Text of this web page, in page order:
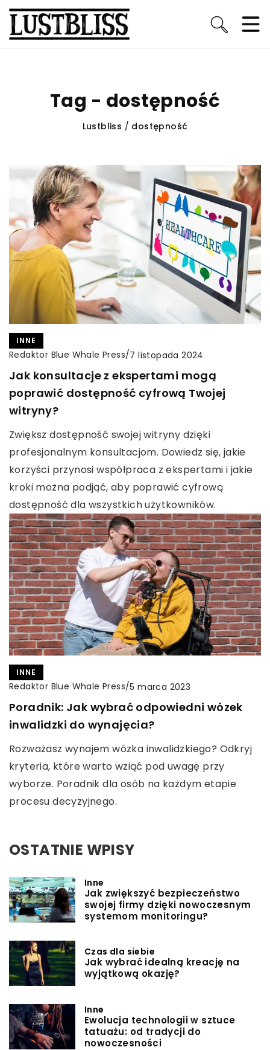
Tag - dostępność
Lustbliss / dostępność
INNE
Redaktor Blue Whale Press/7 listopada 2024
Jak konsultacje z ekspertami mogą
poprawić dostępność cyfrową Twojej
witryny?
Zwiększ dostępność swojej witryny dzięki
profesjonalnym konsultacjom. Dowiedz się, jakie
korzyści przynosi współpraca z ekspertami i jakie
kroki można podjąć, aby poprawić cyfrową
dostępność dla wszystkich użytkowników.
INNE
Redaktor Blue Whale Press/5 marca 2023
Poradnik: Jak wybrać odpowiedni wózek
inwalidzki do wynajęcia?
Rozważasz wynajem wózka inwalidzkiego? Odkryj
kryteria, które warto wziąć pod uwagę przy
wyborze. Poradnik dla osób na każdym etapie
procesu decyzyjnego.
OSTATNIE WPISY
Inne
Jak zwiększyć bezpieczeństwo
swojej firmy dzięki nowoczesnym
systemom monitoringu?
Czas dla siebie
Jak wybrać idealną kreację na
wyjątkową okazję?
Inne
Ewolucja technologii w sztuce
tatuażu: od tradycji do
nowoczesności